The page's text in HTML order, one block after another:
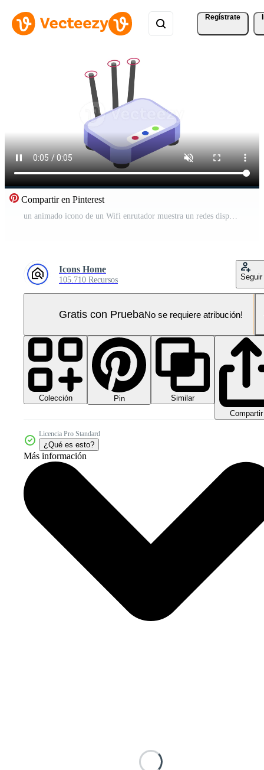
Regístrate
Compartir en Pinterest
un animado icono de un Wifi enrutador muestra un redes dispositivo ese permite inalámbrico comunicación Entre electrónico dispositivos y el Internet. Vídeo Pro
Icons Home
105.710 Recursos Seguir
Gratis con PruebaNo se requiere atribución!
Colección Pin
Similar
Compartir
Licencia Pro Standard
¿Qué es esto?
Más información